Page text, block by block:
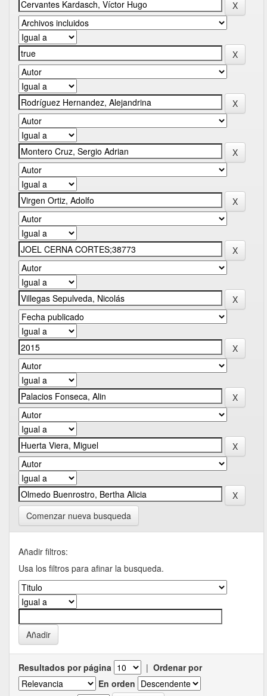
Comenzar nueva busqueda
Añadir filtros:
Usa los filtros para afinar la busqueda.
Resultados por página | Ordenar por
En orden